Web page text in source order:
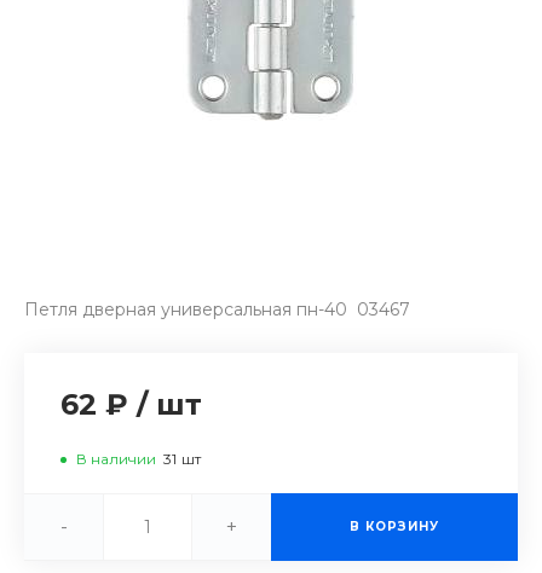
Петля дверная универсальная пн-40 03467
62 ₽ / шт
В наличии 31 шт
- + В КОРЗИНУ